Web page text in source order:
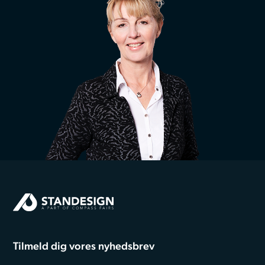
Tilmeld dig vores nyhedsbrev